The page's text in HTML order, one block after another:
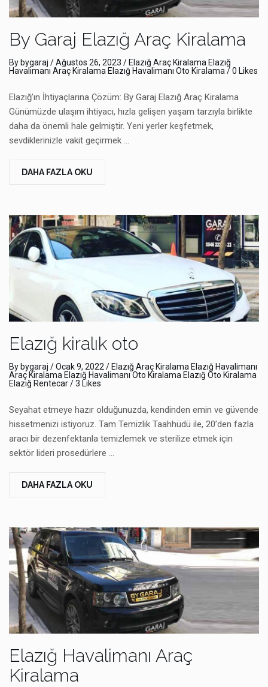
By Garaj Elazığ Araç Kiralama
By bygaraj /Ağustos 26, 2023 / Elazığ Araç Kiralama Elazığ
Havalimanı Araç Kiralama Elazığ Havalimanı Oto Kiralama / 0 Likes
Elazığ’ın İhtiyaçlarına Çözüm: By Garaj Elazığ Araç Kiralama
Günümüzde ulaşım ihtiyacı, hızla gelişen yaşam tarzıyla birlikte
daha da önemli hale gelmiştir. Yeni yerler keşfetmek,
sevdiklerinizle vakit geçirmek …
DAHA FAZLA OKU
Elazığ kiralık oto
Bybygaraj /Ocak 9, 2022 /Elazığ Araç Kiralama Elazığ Havalimanı
Araç Kiralama Elazığ Havalimanı Oto Kiralama Elazığ Oto Kiralama
Elazığ Rentecar/ 3 Likes
Seyahat etmeye hazır olduğunuzda, kendinden emin ve güvende
hissetmenizi istiyoruz. Tam Temizlik Taahhüdü ile, 20’den fazla
aracı bir dezenfektanla temizlemek ve sterilize etmek için
sektör lideri prosedürlere …
DAHA FAZLA OKU
Elazığ Havalimanı Araç
Kiralama